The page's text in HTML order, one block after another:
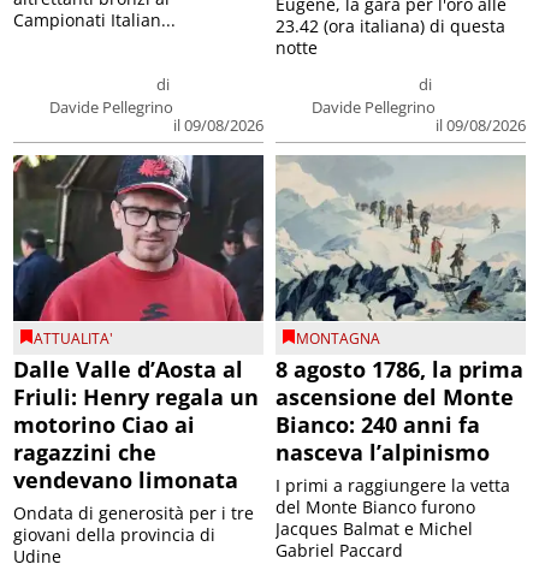
di
Davide Pellegrino
il 09/08/2026
Campionati Italian...
di
Davide Pellegrino
il 09/08/2026
23.42 (ora italiana) di questa
notte
ATTUALITA'
Dalle Valle d’Aosta al
Friuli: Henry regala un
motorino Ciao ai
ragazzini che
vendevano limonata
Ondata di generosità per i tre
giovani della provincia di
Udine
MONTAGNA
8 agosto 1786, la prima
ascensione del Monte
Bianco: 240 anni fa
nasceva l’alpinismo
I primi a raggiungere la vetta
del Monte Bianco furono
Jacques Balmat e Michel
Gabriel Paccard